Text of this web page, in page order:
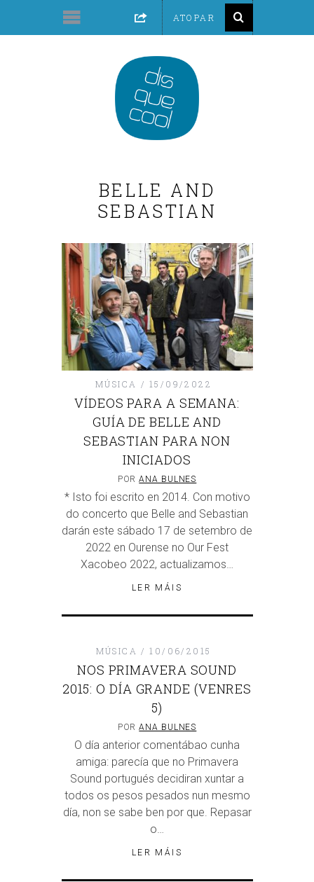
BELLE AND
SEBASTIAN
MÚSICA 15/09/2022
VÍDEOS PARA A SEMANA:
GUÍA DE BELLE AND
SEBASTIAN PARA NON
INICIADOS
PORANA BULNES
* Isto foi escrito en 2014. Con motivo
do concerto que Belle and Sebastian
darán este sábado 17 de setembro de
2022 en Ourense no Our Fest
Xacobeo 2022, actualizamos…
LER MÁIS
MÚSICA 10/06/2015
NOS PRIMAVERA SOUND
2015: O DÍA GRANDE (VENRES
5)
PORANA BULNES
O día anterior comentábao cunha
amiga: parecía que no Primavera
Sound portugués decidiran xuntar a
todos os pesos pesados nun mesmo
día, non se sabe ben por que. Repasar
o…
LER MÁIS